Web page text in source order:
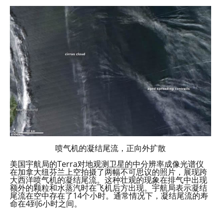
喷气机的凝结尾流，正向外扩散
美国宇航局的Terra对地观测卫星的中分辨率成像光谱仪
在加拿大纽芬兰上空拍摄了两幅不可思议的照片，展现跨
大西洋喷气机的凝结尾流。这种壮观的现象在排气中出现
额外的颗粒和水蒸汽时在飞机后方出现。宇航局表示凝结
尾流在空中存在了14个小时。通常情况下，凝结尾流的寿
命在4到6小时之间。